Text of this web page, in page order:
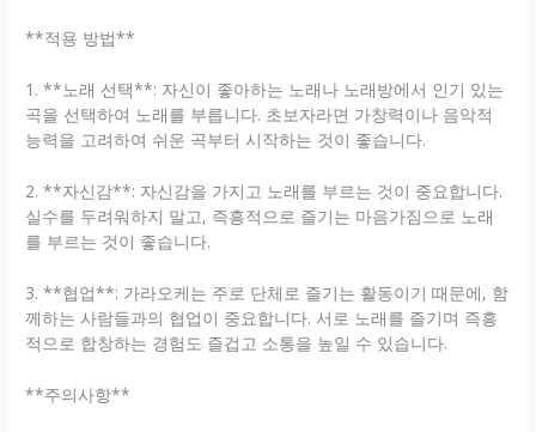
**적용 방법**
1. **노래 선택**: 자신이 좋아하는 노래나 노래방에서 인기 있는
곡을 선택하여 노래를 부릅니다. 초보자라면 가창력이나 음악적
능력을 고려하여 쉬운 곡부터 시작하는 것이 좋습니다.
2. **자신감**: 자신감을 가지고 노래를 부르는 것이 중요합니다.
실수를 두려워하지 말고, 즉흥적으로 즐기는 마음가짐으로 노래
를 부르는 것이 좋습니다.
3. **협업**: 가라오케는 주로 단체로 즐기는 활동이기 때문에, 함
께하는 사람들과의 협업이 중요합니다. 서로 노래를 즐기며 즉흥
적으로 합창하는 경험도 즐겁고 소통을 높일 수 있습니다.
**주의사항**